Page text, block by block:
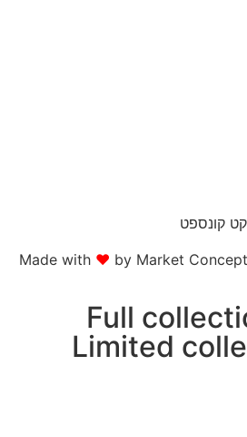
קונספט
Made with ❤ by Market
Full
Limited